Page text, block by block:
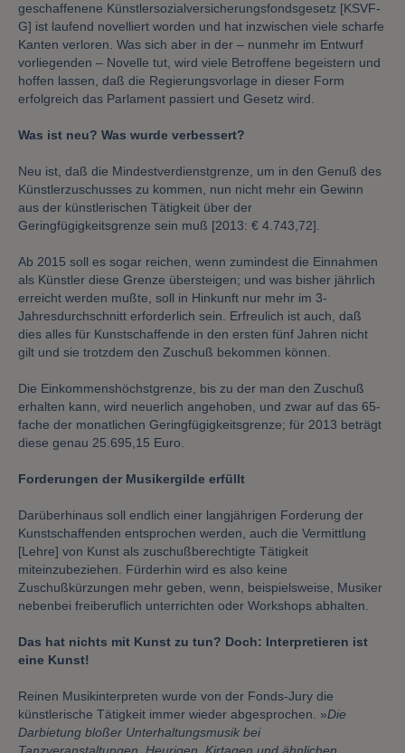
geschaffenene Künstlersozialversicherungsfondsgesetz [KSVF-
G] ist laufend novelliert worden und hat inzwischen viele scharfe
Kanten verloren. Was sich aber in der – nunmehr im Entwurf
vorliegenden – Novelle tut, wird viele Betroffene begeistern und
hoffen lassen, daß die Regierungsvorlage in dieser Form
erfolgreich das Parlament passiert und Gesetz wird.
Was ist neu? Was wurde verbessert?
Neu ist, daß die Mindestverdienstgrenze, um in den Genuß des
Künstlerzuschusses zu kommen, nun nicht mehr ein Gewinn
aus der künstlerischen Tätigkeit über der
Geringfügigkeitsgrenze sein muß [2013: € 4.743,72].
Ab 2015 soll es sogar reichen, wenn zumindest die Einnahmen
als Künstler diese Grenze übersteigen; und was bisher jährlich
erreicht werden mußte, soll in Hinkunft nur mehr im 3-
Jahresdurchschnitt erforderlich sein. Erfreulich ist auch, daß
dies alles für Kunstschaffende in den ersten fünf Jahren nicht
gilt und sie trotzdem den Zuschuß bekommen können.
Die Einkommenshöchstgrenze, bis zu der man den Zuschuß
erhalten kann, wird neuerlich angehoben, und zwar auf das 65-
fache der monatlichen Geringfügigkeitsgrenze; für 2013 beträgt
diese genau 25.695,15 Euro.
Forderungen der Musikergilde erfüllt
Darüberhinaus soll endlich einer langjährigen Forderung der
Kunstschaffenden entsprochen werden, auch die Vermittlung
[Lehre] von Kunst als zuschußberechtigte Tätigkeit
miteinzubeziehen. Fürderhin wird es also keine
Zuschußkürzungen mehr geben, wenn, beispielsweise, Musiker
nebenbei freiberuflich unterrichten oder Workshops abhalten.
Das hat nichts mit Kunst zu tun? Doch: Interpretieren ist
eine Kunst!
Reinen Musikinterpreten wurde von der Fonds-Jury die
künstlerische Tätigkeit immer wieder abgesprochen. »Die
Darbietung bloßer Unterhaltungsmusik bei